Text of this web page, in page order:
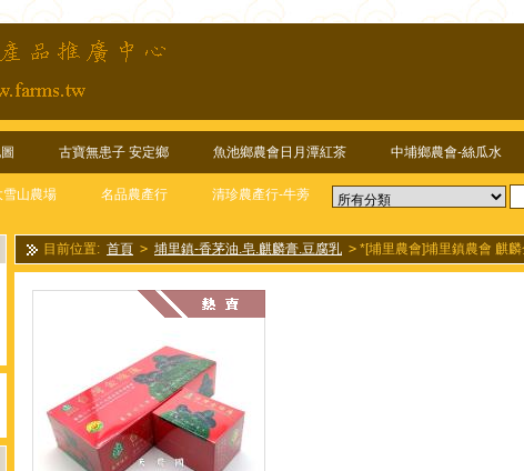
古寶無患子 安定鄉 魚池鄉農會日月潭紅茶 中埔鄉農會-絲瓜水
雪山農場 名品農產行 清珍農產行-牛蒡
目前位置: 首頁 > 埔里鎮-香茅油.皂.麒麟膏.豆腐乳 > *[埔里農會]埔里鎮農會 麒
包)